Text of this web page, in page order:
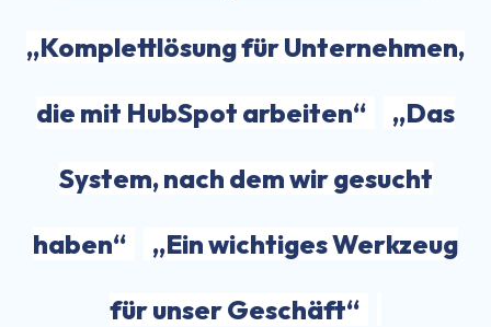
„Komplettlösung für Unternehmen,
die mit HubSpot arbeiten“
„Das
System, nach dem wir gesucht
haben“
„Ein wichtiges Werkzeug
für unser Geschäft“